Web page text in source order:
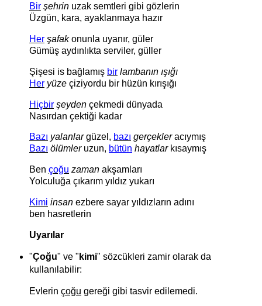
Bir şehrin uzak semtleri gibi gözlerin
Üzgün, kara, ayaklanmaya hazır
Her şafakonunla uyanır, güler
Gümüş aydınlıkta serviler, güller
Şişesi is bağlamış bir lambanın ışığı
Her yüze çiziyordu bir hüzün kırışığı
Hiçbir şeyden çekmedi dünyada
Nasırdan çektiği kadar
Bazı yalanlargüzel, bazı gerçekleracıymış
Bazı ölümleruzun, bütün hayatlarkısaymış
Ben çoğu zaman akşamları
Yolculuğa çıkarım yıldız yukarı
Kimi insan ezbere sayar yıldızların adını
ben hasretlerin
Uyarılar
"Çoğu" ve " kimi" sözcükleri zamir olarak da
kullanılabilir:
Evlerin çoğu gereği gibi tasvir edilemedi.